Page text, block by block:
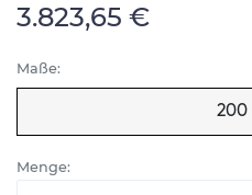
3.823,65 €
Maße:
200
Menge: